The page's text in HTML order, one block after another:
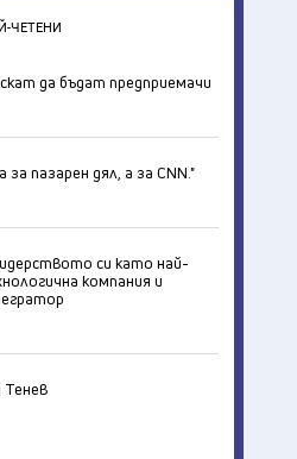
ЧЕТЕНИ
да бъдат предприемачи
пазарен дял, а за CNN."
си като най-
компания и